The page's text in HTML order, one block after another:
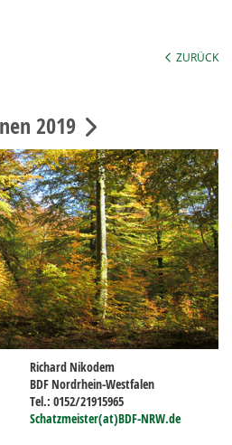
ZURÜCK
2019
Richard Nikodem
BDF Nordrhein-Westfalen
Tel.: 0152/21915965
Schatzmeister(at)BDF-NRW.de